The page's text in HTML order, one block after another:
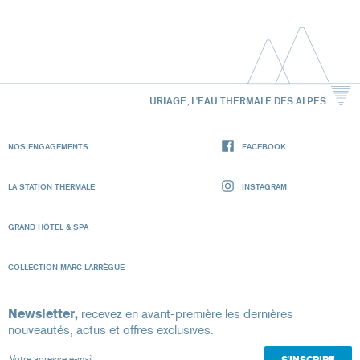
URIAGE, L'EAU THERMALE DES ALPES
NOS ENGAGEMENTS
LA STATION THERMALE
GRAND HÔTEL & SPA
COLLECTION MARC LARRÈGUE
FACEBOOK
INSTAGRAM
Newsletter, recevez en avant-première les dernières
nouveautés, actus et offres exclusives.
Votre adresse e-mail